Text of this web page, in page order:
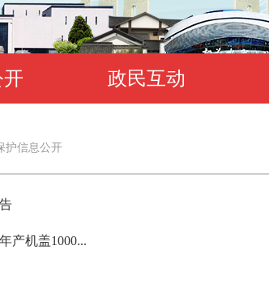
政民互动
护信息公开
产机盖1000...